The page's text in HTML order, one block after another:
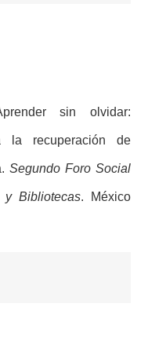
sin olvidar:
la recuperación de
Segundo Foro Social
y Bibliotecas. México